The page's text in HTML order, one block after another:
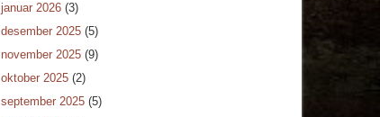
januar 2026 (3)
desember 2025 (5)
november 2025 (9)
oktober 2025 (2)
september 2025 (5)